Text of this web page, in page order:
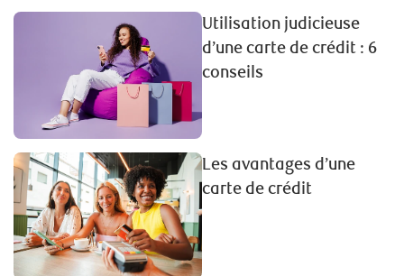
Utilisation judicieuse
d’une carte de crédit : 6
conseils
Les avantages d’une
carte de crédit